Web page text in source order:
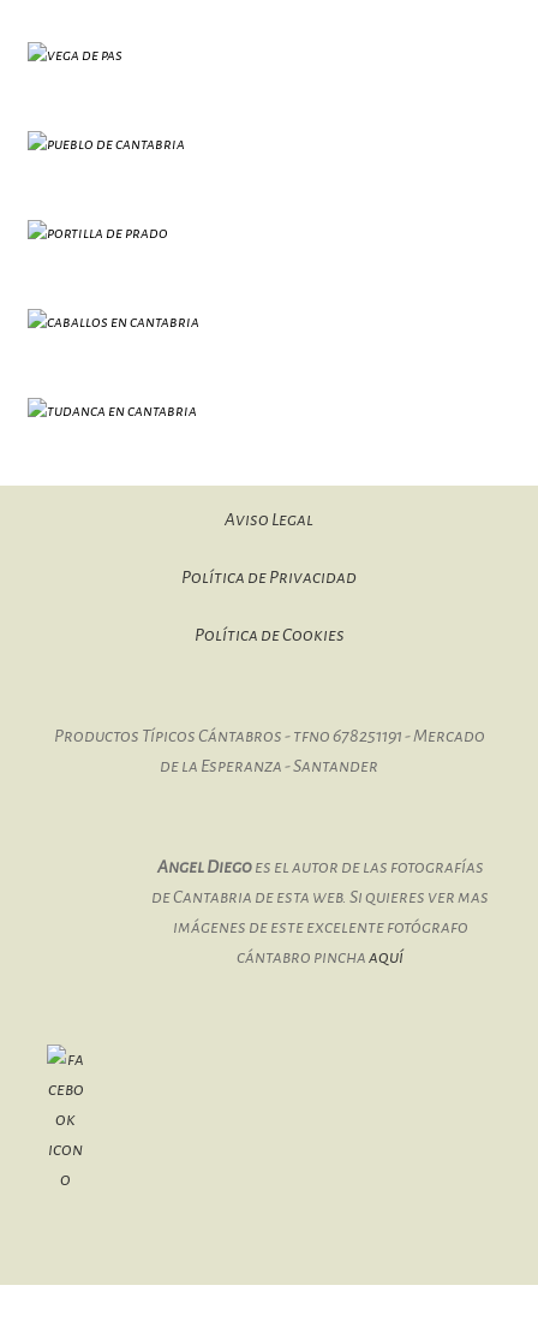
Aviso Legal
Política de Privacidad
Política de Cookies
Productos Típicos Cántabros - tfno 678251191 - Mercado
de la Esperanza - Santander
Angel Diegoes el autor de las fotografías
de Cantabria de esta web. Si quieres ver mas
imágenes de este excelente fotógrafo
cántabro pinchaaquí